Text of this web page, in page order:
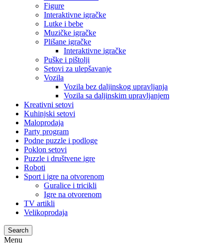
Figure
Interaktivne igračke
Lutke i bebe
Muzičke igračke
Plišane igračke
Interaktivne igračke
Puške i pištolji
Setovi za ulepšavanje
Vozila
Vozila bez daljinskog upravljanja
Vozila sa daljinskim upravljanjem
Kreativni setovi
Kuhinjski setovi
Maloprodaja
Party program
Podne puzzle i podloge
Poklon setovi
Puzzle i društvene igre
Roboti
Sport i igre na otvorenom
Guralice i tricikli
Igre na otvorenom
TV artikli
Velikoprodaja
Search
Menu